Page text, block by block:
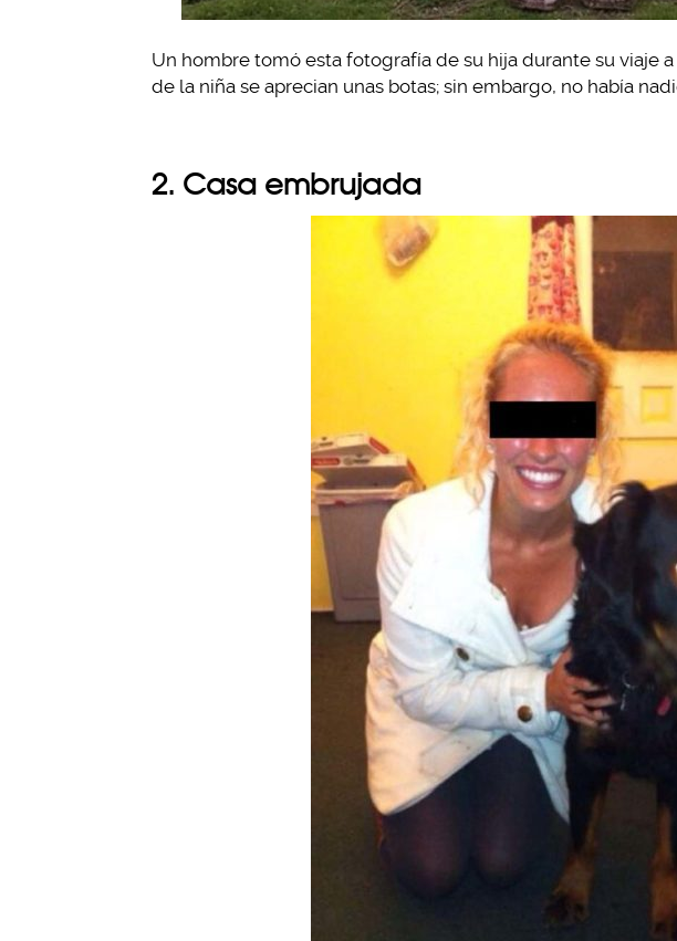
Un hombre tomó esta fotografía de su hija durante su viaje
de la niña se aprecian unas botas; sin embargo, no había
2. Casa embrujada